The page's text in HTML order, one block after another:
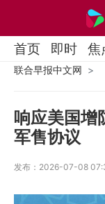
首页 即时 焦
联合早报中文网
响应美国增
军售协议
发布：2026-07-08